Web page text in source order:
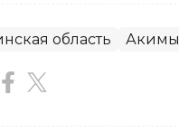
область Акимы